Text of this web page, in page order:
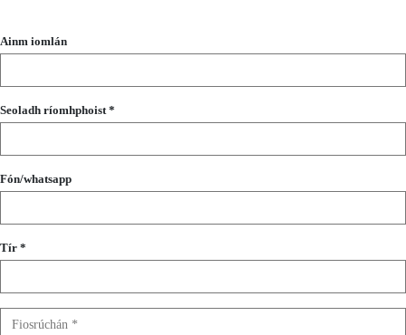
Ainm iomlán
Seoladh ríomhphoist *
Fón/whatsapp
Tír *